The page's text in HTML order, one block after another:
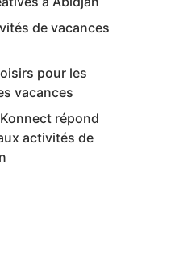
de vacances
pour les
vacances
répond
activités de